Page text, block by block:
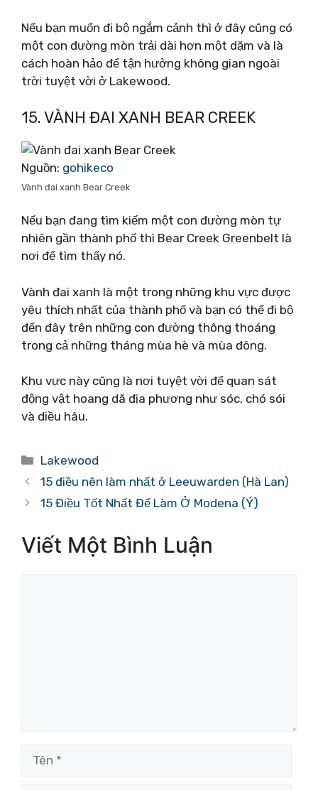
Nếu bạn muốn đi bộ ngắm cảnh thì ở đây cũng có
một con đường mòn trải dài hơn một dặm và là
cách hoàn hảo để tận hưởng không gian ngoài
trời tuyệt vời ở Lakewood.
15. VÀNH ĐAI XANH BEAR CREEK
Nguồn: gohikeco
Vành đai xanh Bear Creek
Nếu bạn đang tìm kiếm một con đường mòn tự
nhiên gần thành phố thì Bear Creek Greenbelt là
nơi để tìm thấy nó.
Vành đai xanh là một trong những khu vực được
yêu thích nhất của thành phố và bạn có thể đi bộ
đến đây trên những con đường thông thoáng
trong cả những tháng mùa hè và mùa đông.
Khu vực này cũng là nơi tuyệt vời để quan sát
động vật hoang dã địa phương như sóc, chó sói
và diều hâu.
Danh
mục
Lakewood
15 điều nên làm nhất ở Leeuwarden (Hà Lan)
15 Điều Tốt Nhất Để Làm Ở Modena (Ý)
Viết Một Bình Luận